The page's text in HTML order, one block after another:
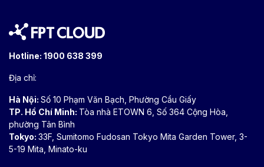
Hotline: 1900 638 399
Địa chỉ:
Hà Nội: Số 10 Phạm Văn Bạch, Phường Cầu Giấy
TP. Hồ Chí Minh: Tòa nhà ETOWN 6, Số 364 Cộng Hòa,
phường Tân Bình
Tokyo: 33F, Sumitomo Fudosan Tokyo Mita Garden Tower, 3-
5-19 Mita, Minato-ku